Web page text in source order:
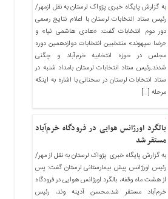
به گزارش پایگاه خبری پژواک لرستان به نقل ازمهر/
رئیس ستاد انتخابات لرستان با اعلام نتایج رسمی
دور دوم انتخابات گفت: «هادی هاشمی نیا» و
«رضا سپهوند» منتخبین انتخابات دوازدهمین دوره
مجلس در حوزه انتخابیه خرم‌آباد و چگنی
شدند.رئیس ستاد انتخابات لرستان بامداد شنبه در
ستاد انتخابات لرستان در سخنانی با اشاره به اینکه
مرحله […]
بالگرد اورژانس هوایی در فرودگاه خرم‌آباد
مستقر شد
به گزارش پایگاه خبری پژواک لرستان به نقل از مهر/
رئیس اورژانس پیش بیمارستانی لرستان گفت: پس
از هشت ماه وقفه، بالگرد اورژانس هوایی در فرودگاه
خرم‌آباد مستقر شد.محسن آدینه وند، رئیس